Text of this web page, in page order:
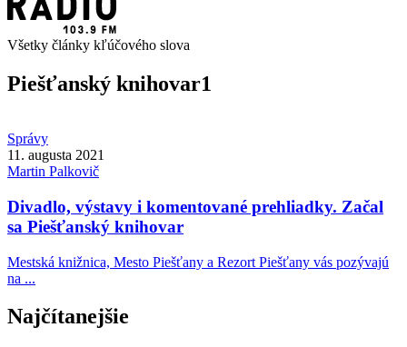
Všetky články kľúčového slova
Piešťanský knihovar1
Správy
11. augusta 2021
Martin Palkovič
Divadlo, výstavy i komentované prehliadky. Začal
sa Piešťanský knihovar
Mestská knižnica, Mesto Piešťany a Rezort Piešťany vás pozývajú
na ...
Najčítanejšie